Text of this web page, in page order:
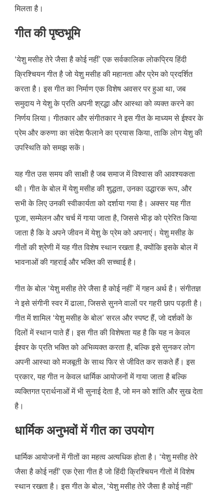
मिलता है।
गीत की पृष्ठभूमि
‘येशु मसीह तेरे जैसा है कोई नहीं’ एक सर्वकालिक लोकप्रिय हिंदी
क्रिश्चियन गीत है जो येशु मसीह की महानता और प्रेम को प्रदर्शित
करता है। इस गीत का निर्माण एक विशेष अवसर पर हुआ था, जब
समुदाय ने येशु के प्रति अपनी श्रद्धा और आस्था को व्यक्त करने का
निर्णय लिया। गीतकार और संगीतकार ने इस गीत के माध्यम से ईश्वर के
प्रेम और करुणा का संदेश फैलाने का प्रयास किया, ताकि लोग येशु की
उपस्थिति को समझ सकें।
यह गीत उस समय की साक्षी है जब समाज में विश्वास की आवश्यकता
थी। गीत के बोल में येशु मसीह की शुद्धता, उनका उद्धारक रूप, और
सभी के लिए उनकी स्वीकार्यता को दर्शाया गया है। अक्सर यह गीत
पूजा, सम्मेलन और चर्च में गाया जाता है, जिससे भीड़ को प्रेरित किया
जाता है कि वे अपने जीवन में येशु के प्रेम को अपनाएं। येशु मसीह के
गीतों की श्रेणी में यह गीत विशेष स्थान रखता है, क्योंकि इसके बोल में
भावनाओं की गहराई और भक्ति की सच्चाई है।
गीत के बोल ‘येशु मसीह तेरे जैसा है कोई नहीं’ में गहन अर्थ है। संगीतज्ञ
ने इसे संगीनी स्वर में ढाला, जिससे सुनने वालों पर गहरी छाप पड़ती है।
गीत में शामिल ‘येशु मसीह के बोल’ सरल और स्पष्ट हैं, जो दर्शकों के
दिलों में स्थान पाते हैं। इस गीत की विशेषता यह है कि यह न केवल
ईश्वर के प्रति भक्ति को अभिव्यक्त करता है, बल्कि इसे सुनकर लोग
अपनी आस्था को मजबूती के साथ फिर से जीवित कर सकते हैं। इस
प्रकार, यह गीत न केवल धार्मिक आयोजनों में गाया जाता है बल्कि
व्यक्तिगत प्रार्थनाओं में भी सुनाई देता है, जो मन को शांति और सुख देता
है।
धार्मिक अनुभवों में गीत का उपयोग
धार्मिक आयोजनों में गीतों का महत्व अत्यधिक होता है। ‘येशु मसीह तेरे
जैसा है कोई नहीं’ एक ऐसा गीत है जो हिंदी क्रिश्चियन गीतों में विशेष
स्थान रखता है। इस गीत के बोल, ‘येशु मसीह तेरे जैसा है कोई नहीं’